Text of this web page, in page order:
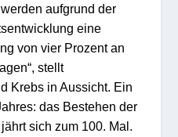
aufgrund der
eine
von vier Prozent an
stellt
Krebs in Aussicht. Ein
das Bestehen der
sich zum 100. Mal.